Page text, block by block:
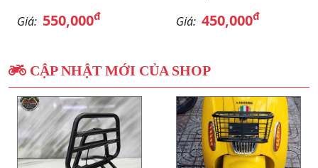
Giá: 550,000đ
Giá: 450,000đ
CẬP NHẬT MỚI CỦA SHOP